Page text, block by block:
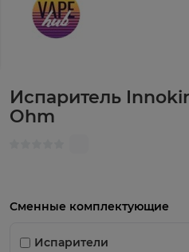
Испаритель
Ohm
Сменные комплектующие
Испарители